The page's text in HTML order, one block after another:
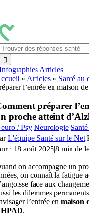
contenu
Infographies Articles
» Articles» Santé au
l’entrée en maison
préparer
proche atteint
/ Psy Neurologie
L'équipe Santé sur le Net|
: 18 août 2025|8 min de
on accompagne un
on connaît la fatigue
face aux
les dilemmes
l’entrée en maison
.